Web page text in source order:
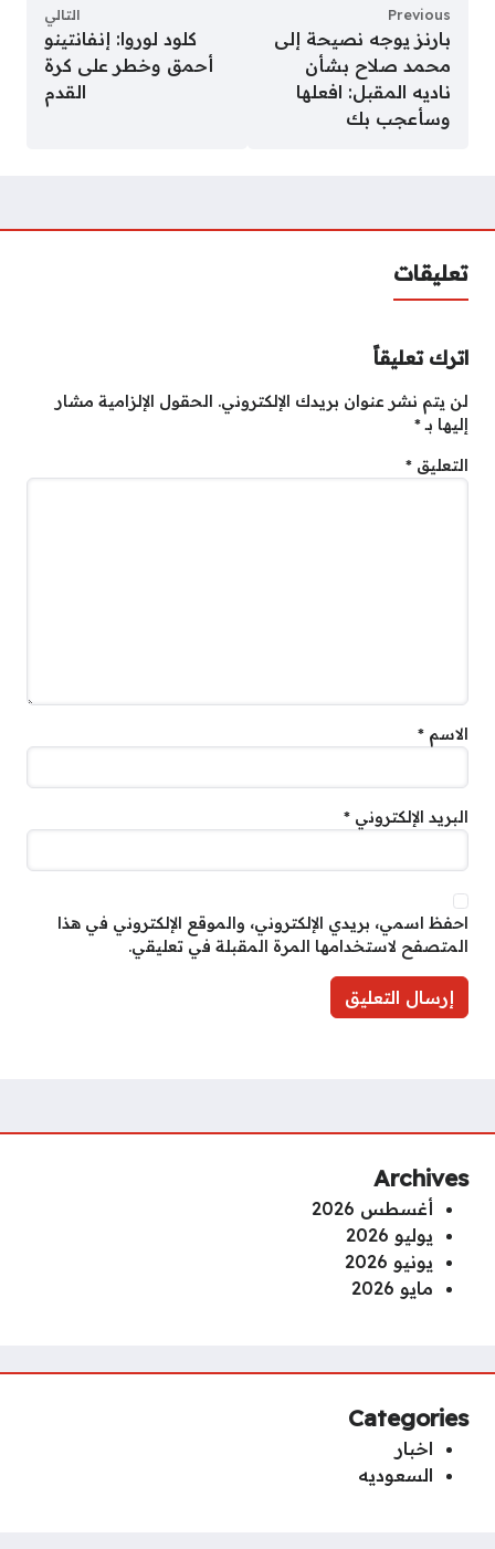
Previous
بارنز يوجه نصيحة إلى
محمد صلاح بشأن
ناديه المقبل: افعلها
وسأعجب بك
التالي
كلود لوروا: إنفانتينو
أحمق وخطر على كرة
القدم
تعليقات
اترك تعليقاً
لن يتم نشر عنوان بريدك الإلكتروني. الحقول الإلزامية مشار
إليها بـ*
التعليق *
الاسم *
البريد الإلكتروني *
احفظ اسمي، بريدي الإلكتروني، والموقع الإلكتروني في هذا
المتصفح لاستخدامها المرة المقبلة في تعليقي.
Archives
أغسطس 2026
يوليو 2026
يونيو 2026
مايو 2026
Categories
اخبار
السعوديه